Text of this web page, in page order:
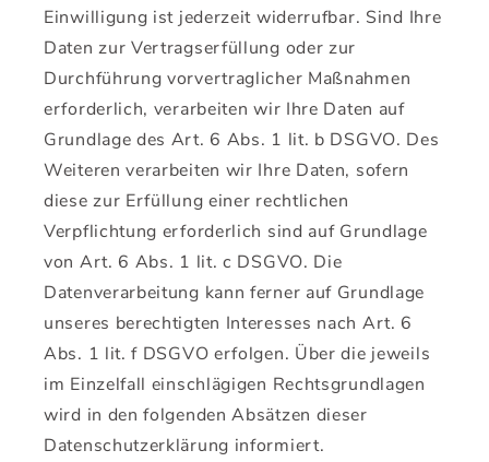
Einwilligung ist jederzeit widerrufbar. Sind Ihre
Daten zur Vertragserfüllung oder zur
Durchführung vorvertraglicher Maßnahmen
erforderlich, verarbeiten wir Ihre Daten auf
Grundlage des Art. 6 Abs. 1 lit. b DSGVO. Des
Weiteren verarbeiten wir Ihre Daten, sofern
diese zur Erfüllung einer rechtlichen
Verpflichtung erforderlich sind auf Grundlage
von Art. 6 Abs. 1 lit. c DSGVO. Die
Datenverarbeitung kann ferner auf Grundlage
unseres berechtigten Interesses nach Art. 6
Abs. 1 lit. f DSGVO erfolgen. Über die jeweils
im Einzelfall einschlägigen Rechtsgrundlagen
wird in den folgenden Absätzen dieser
Datenschutzerklärung informiert.